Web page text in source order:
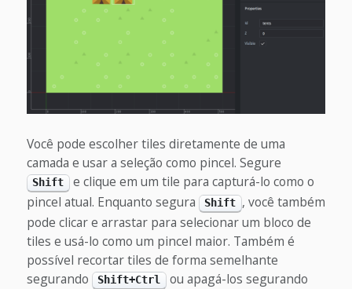
Você pode escolher tiles diretamente de uma
camada e usar a seleção como pincel. Segure
Shift
e clique em um tile para capturá-lo como o
pincel atual. Enquanto segura
Shift , você também
pode clicar e arrastar para selecionar um bloco de
tiles e usá-lo como um pincel maior. Também é
possível recortar tiles de forma semelhante
segurando
Shift+Ctrl ou apagá-los segurando